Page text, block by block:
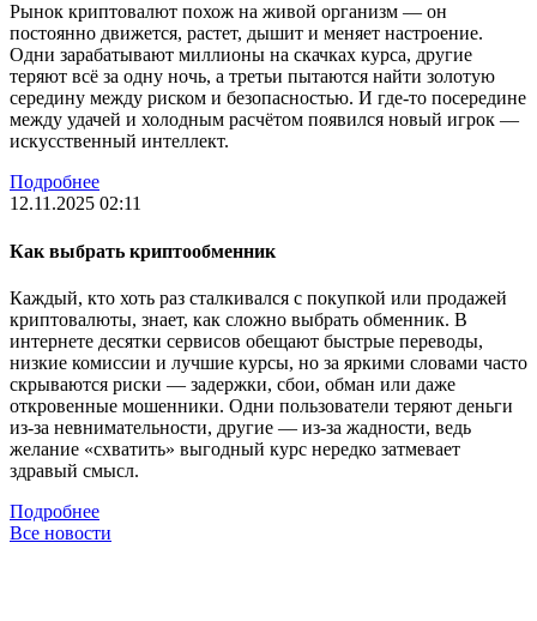
Рынок криптовалют похож на живой организм — он
постоянно движется, растет, дышит и меняет настроение.
Одни зарабатывают миллионы на скачках курса, другие
теряют всё за одну ночь, а третьи пытаются найти золотую
середину между риском и безопасностью. И где-то посередине
между удачей и холодным расчётом появился новый игрок —
искусственный интеллект.
Подробнее
12.11.2025 02:11
Как выбрать криптообменник
Каждый, кто хоть раз сталкивался с покупкой или продажей
криптовалюты, знает, как сложно выбрать обменник. В
интернете десятки сервисов обещают быстрые переводы,
низкие комиссии и лучшие курсы, но за яркими словами часто
скрываются риски — задержки, сбои, обман или даже
откровенные мошенники. Одни пользователи теряют деньги
из-за невнимательности, другие — из-за жадности, ведь
желание «схватить» выгодный курс нередко затмевает
здравый смысл.
Подробнее
Все новости